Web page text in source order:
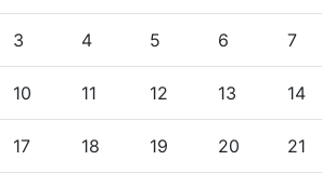
3 4 5 6 7
10 11 12 13 14
17 18 19 20 21